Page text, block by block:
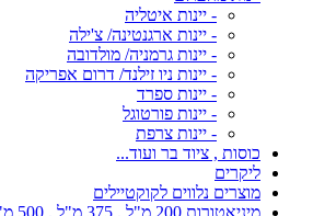
- יינות איטליה
- יינות ארגנטינה/ צ'ילה
- יינות גרמניה/ מולדובה
- יינות ניו זילנד/ דרום אפריקה
- יינות ספרד
- יינות פורטוגל
- יינות צרפת
כוסות , ציוד בר ועוד...
ליקרים
מוצרים נלווים לקוקטיילים
מיניאטורות 200 מ"ל , 375 מ"ל , 500 מ"ל